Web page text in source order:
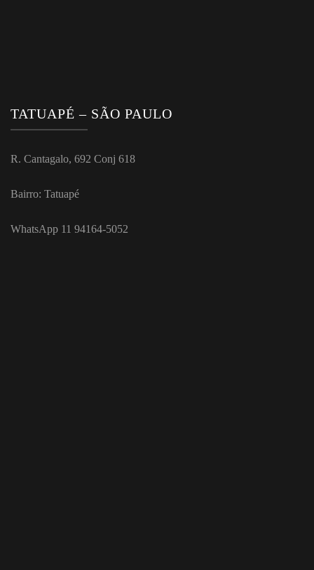
TATUAPÉ – SÃO PAULO
R. Cantagalo, 692 Conj 618
Bairro: Tatuapé
WhatsApp 11 94164-5052